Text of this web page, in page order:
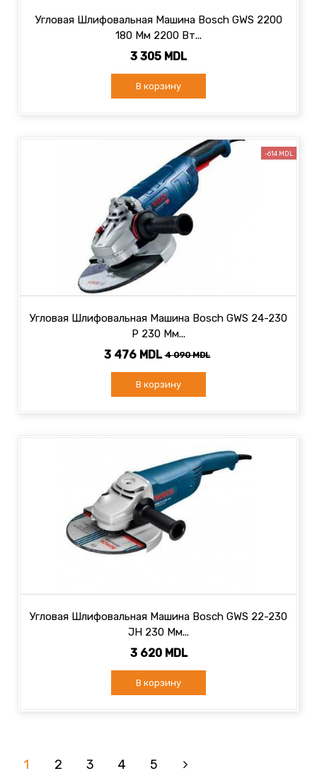
Угловая Шлифовальная Машина Bosch GWS 2200
180 Мм 2200 Вт...
3 305 MDL
В корзину
-614 MDL
Угловая Шлифовальная Машина Bosch GWS 24-230
P 230 Мм...
3 476 MDL4 090 MDL
В корзину
Угловая Шлифовальная Машина Bosch GWS 22-230
JH 230 Мм...
3 620 MDL
В корзину
1 2 3 4 5